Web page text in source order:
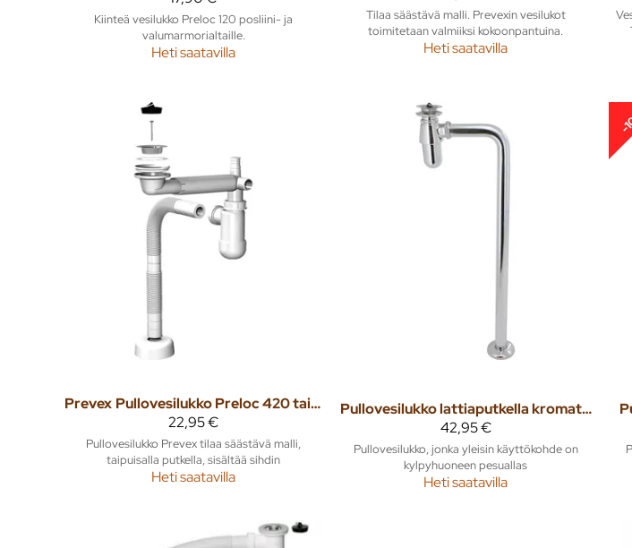
Kiinteä vesilukko Preloc 120 posliini- ja
valumarmorialtaille.
Heti saatavilla
Tilaa säästävä malli. Prevexin vesilukot
toimitetaan valmiiksi kokoonpantuina.
Heti saatavilla
Prevex
Pullovesilukko Preloc 420 taipuisa putki
22,95 €
Pullovesilukko Prevex tilaa säästävä malli,
taipuisalla putkella, sisältää sihdin
Heti saatavilla
Pullovesilukko lattiaputkella kromattu
42,95 €
Pullovesilukko, jonka yleisin käyttökohde on
kylpyhuoneen pesuallas
Heti saatavilla
-